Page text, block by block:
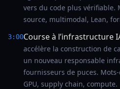
vers du code plus vérifiable.
source, multimodal, Lean,
3:00Course à l’infrastructure
accélère la construction de
un nouveau responsable
fournisseurs de puces.
GPU, supply chain, compute.